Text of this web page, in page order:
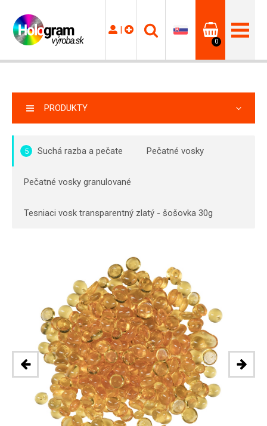
|
0
PRODUKTY
5 Suchá razba a pečate Pečatné vosky
Pečatné vosky granulované
Tesniaci vosk transparentný zlatý - šošovka 30g